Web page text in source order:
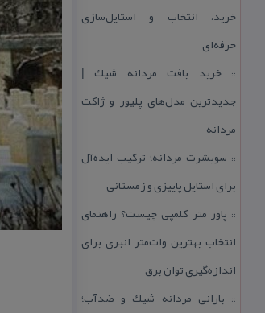
خرید، انتخاب و استایل‌سازی
حرفه‌ای
::خرید بافت مردانه شیك |
جدیدترین مدل‌های پلیور و ژاكت
مردانه
:: سویشرت مردانه؛ تركیب ایده‌آل
برای استایل پاییزی و زمستانی
:: پاور متر كلمپی چیست؟ راهنمای
انتخاب بهترین وات‌متر انبری برای
اندازه‌گیری توان برق
:: بارانی مردانه شیك و ضدآب؛